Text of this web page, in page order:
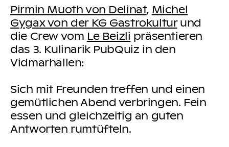
Pirmin Muoth von Delinat, Michel
Gygax von der KG Gastrokulturund
die Crew vom Le Beizli präsentieren
das 3. Kulinarik PubQuiz in den
Vidmarhallen:
Sich mit Freunden treffen und einen
gemütlichen Abend verbringen. Fein
essen und gleichzeitig an guten
Antworten rumtüfteln.